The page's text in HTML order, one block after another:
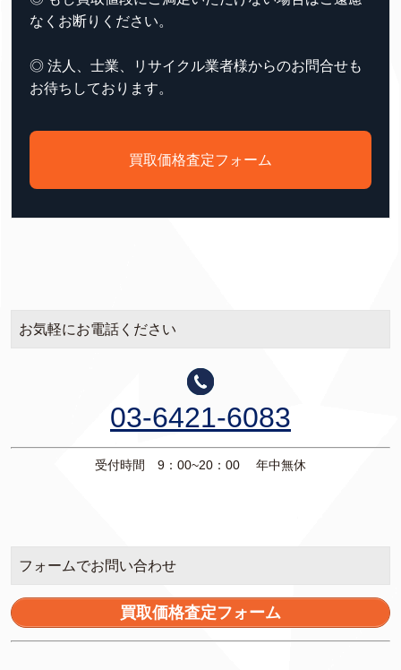
なくお断りください。
◎ 法人、士業、リサイクル業者様からのお問合せも
お待ちしております。
買取価格査定フォーム
お気軽にお電話ください
03-6421-6083
受付時間 9：00~20：00 年中無休
フォームでお問い合わせ
買取価格査定フォーム